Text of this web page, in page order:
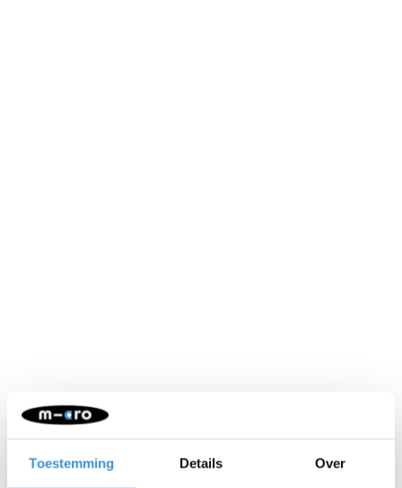
Toestemming Details Over
Neem contact op
Naam: